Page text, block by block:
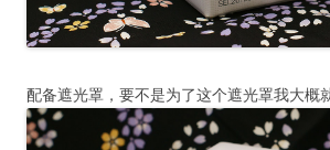
配备遮光罩，要不是为了这个遮光罩我大概